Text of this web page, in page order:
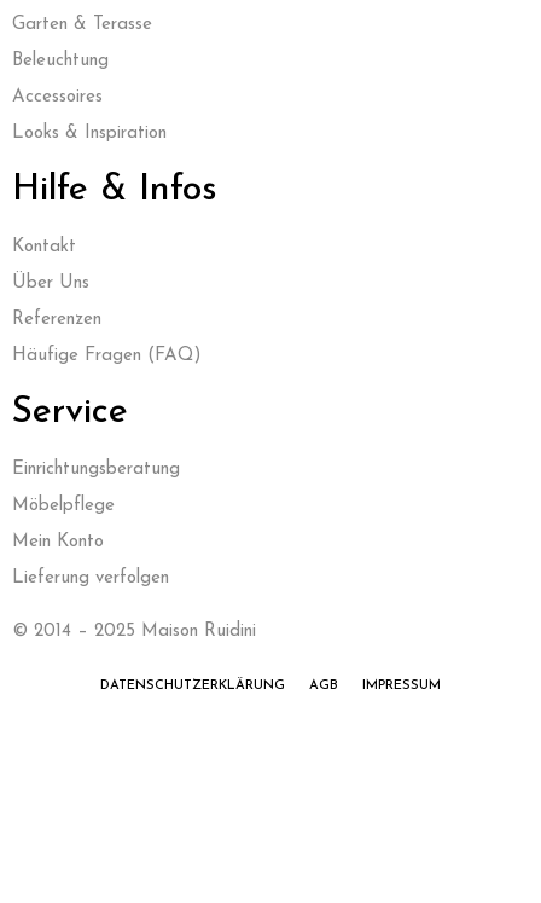
Garten & Terasse
Beleuchtung
Accessoires
Looks & Inspiration
Hilfe & Infos
Kontakt
Über Uns
Referenzen
Häufige Fragen (FAQ)
Service
Einrichtungsberatung
Möbelpflege
Mein Konto
Lieferung verfolgen
© 2014 – 2025 Maison Ruidini
DATENSCHUTZERKLÄRUNG AGB IMPRESSUM